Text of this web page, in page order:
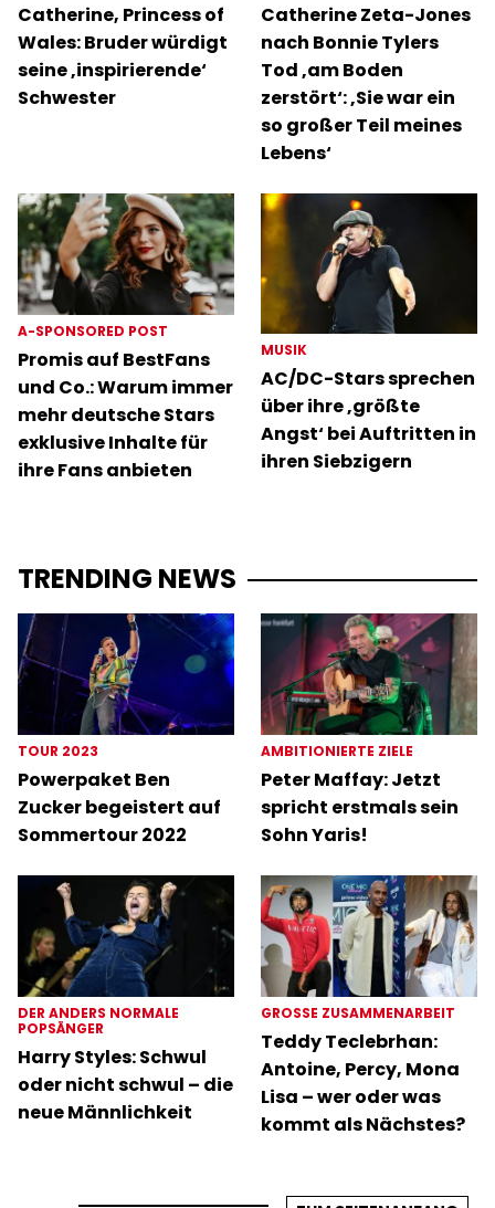
Catherine, Princess of
Wales: Bruder würdigt
seine ‚inspirierende‘
Schwester
Catherine Zeta-Jones
nach Bonnie Tylers
Tod ‚am Boden
zerstört‘: ‚Sie war ein
so großer Teil meines
Lebens‘
A-SPONSORED POST
Promis auf BestFans
und Co.: Warum immer
mehr deutsche Stars
exklusive Inhalte für
ihre Fans anbieten
MUSIK
AC/DC-Stars sprechen
über ihre ‚größte
Angst‘ bei Auftritten in
ihren Siebzigern
TRENDING NEWS
TOUR 2023
Powerpaket Ben
Zucker begeistert auf
Sommertour 2022
AMBITIONIERTE ZIELE
Peter Maffay: Jetzt
spricht erstmals sein
Sohn Yaris!
DER ANDERS NORMALE
POPSÄNGER
Harry Styles: Schwul
oder nicht schwul – die
neue Männlichkeit
GROSSE ZUSAMMENARBEIT
Teddy Teclebrhan:
Antoine, Percy, Mona
Lisa – wer oder was
kommt als Nächstes?